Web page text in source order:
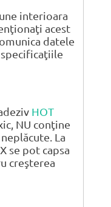
interioara
acest
datele
HOT
NU conţine
La
se pot capsa
creşterea